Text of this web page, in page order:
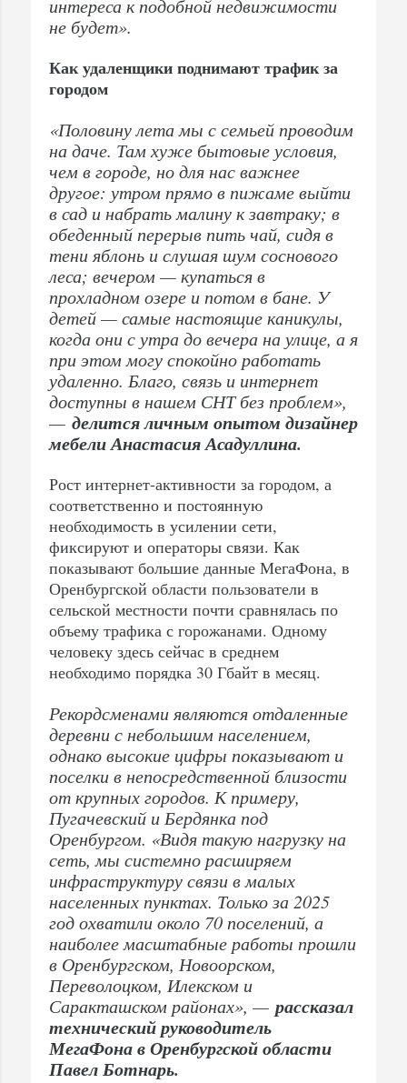
интереса к подобной недвижимости
не будет».
Как удаленщики поднимают трафик за
городом
«Половину лета мы с семьей проводим
на даче. Там хуже бытовые условия,
чем в городе, но для нас важнее
другое: утром прямо в пижаме выйти
в сад и набрать малину к завтраку; в
обеденный перерыв пить чай, сидя в
тени яблонь и слушая шум соснового
леса; вечером — купаться в
прохладном озере и потом в бане. У
детей — самые настоящие каникулы,
когда они с утра до вечера на улице, а я
при этом могу спокойно работать
удаленно. Благо, связь и интернет
доступны в нашем СНТ без проблем»,
— делится личным опытом дизайнер
мебели Анастасия Асадуллина.
Рост интернет-активности за городом, а
соответственно и постоянную
необходимость в усилении сети,
фиксируют и операторы связи. Как
показывают большие данные МегаФона, в
Оренбургской области пользователи в
сельской местности почти сравнялась по
объему трафика с горожанами. Одному
человеку здесь сейчас в среднем
необходимо порядка 30 Гбайт в месяц.
Рекордсменами являются отдаленные
деревни с небольшим населением,
однако высокие цифры показывают и
поселки в непосредственной близости
от крупных городов. К примеру,
Пугачевский и Бердянка под
Оренбургом. «Видя такую нагрузку на
сеть, мы системно расширяем
инфраструктуру связи в малых
населенных пунктах. Только за 2025
год охватили около 70 поселений, а
наиболее масштабные работы прошли
в Оренбургском, Новоорском,
Переволоцком, Илекском и
Саракташском районах», — рассказал
технический руководитель
МегаФона в Оренбургской области
Павел Ботнарь.